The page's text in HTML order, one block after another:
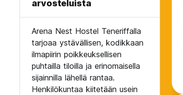
arvosteluista
Arena Nest Hostel Teneriffalla
tarjoaa ystävällisen, kodikkaan
ilmapiirin poikkeuksellisen
puhtailla tiloilla ja erinomaisella
sijainnilla lähellä rantaa.
Henkilökuntaa kiitetään usein